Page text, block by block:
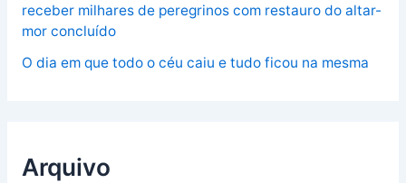
receber milhares de peregrinos com restauro do altar-
mor concluído
O dia em que todo o céu caiu e tudo ficou na mesma
Arquivo